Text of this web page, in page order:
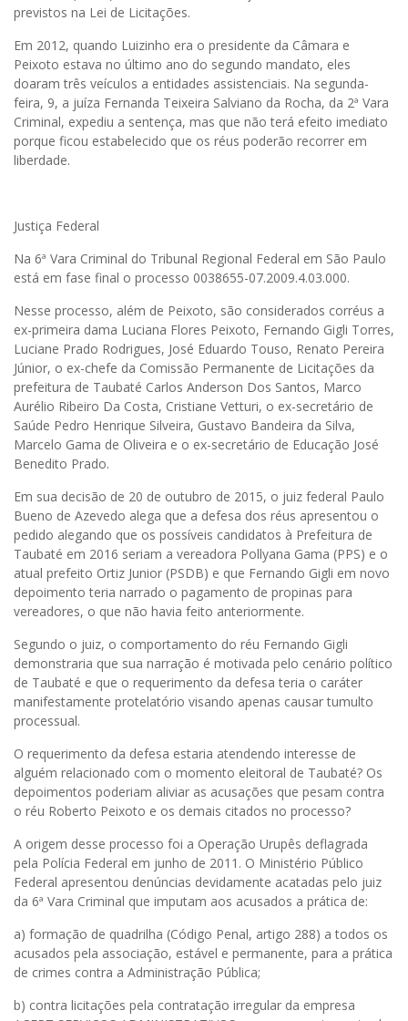
previstos na Lei de Licitações.
Em 2012, quando Luizinho era o presidente da Câmara e
Peixoto estava no último ano do segundo mandato, eles
doaram três veículos a entidades assistenciais. Na segunda-
feira, 9, a juíza Fernanda Teixeira Salviano da Rocha, da 2ª Vara
Criminal, expediu a sentença, mas que não terá efeito imediato
porque ficou estabelecido que os réus poderão recorrer em
liberdade.
Justiça Federal
Na 6ª Vara Criminal do Tribunal Regional Federal em São Paulo
está em fase final o processo 0038655-07.2009.4.03.000.
Nesse processo, além de Peixoto, são considerados corréus a
ex-primeira dama Luciana Flores Peixoto, Fernando Gigli Torres,
Luciane Prado Rodrigues, José Eduardo Touso, Renato Pereira
Júnior, o ex-chefe da Comissão Permanente de Licitações da
prefeitura de Taubaté Carlos Anderson Dos Santos, Marco
Aurélio Ribeiro Da Costa, Cristiane Vetturi, o ex-secretário de
Saúde Pedro Henrique Silveira, Gustavo Bandeira da Silva,
Marcelo Gama de Oliveira e o ex-secretário de Educação José
Benedito Prado.
Em sua decisão de 20 de outubro de 2015, o juiz federal Paulo
Bueno de Azevedo alega que a defesa dos réus apresentou o
pedido alegando que os possíveis candidatos à Prefeitura de
Taubaté em 2016 seriam a vereadora Pollyana Gama (PPS) e o
atual prefeito Ortiz Junior (PSDB) e que Fernando Gigli em novo
depoimento teria narrado o pagamento de propinas para
vereadores, o que não havia feito anteriormente.
Segundo o juiz, o comportamento do réu Fernando Gigli
demonstraria que sua narração é motivada pelo cenário político
de Taubaté e que o requerimento da defesa teria o caráter
manifestamente protelatório visando apenas causar tumulto
processual.
O requerimento da defesa estaria atendendo interesse de
alguém relacionado com o momento eleitoral de Taubaté? Os
depoimentos poderiam aliviar as acusações que pesam contra
o réu Roberto Peixoto e os demais citados no processo?
A origem desse processo foi a Operação Urupês deflagrada
pela Polícia Federal em junho de 2011. O Ministério Público
Federal apresentou denúncias devidamente acatadas pelo juiz
da 6ª Vara Criminal que imputam aos acusados a prática de:
a) formação de quadrilha (Código Penal, artigo 288) a todos os
acusados pela associação, estável e permanente, para a prática
de crimes contra a Administração Pública;
b) contra licitações pela contratação irregular da empresa